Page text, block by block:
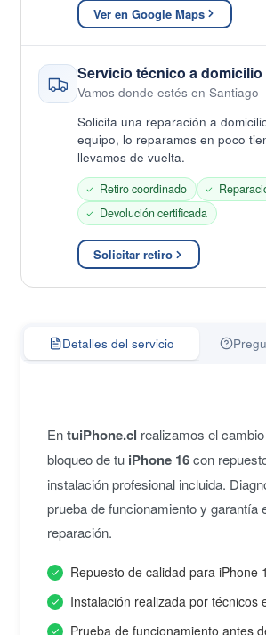
Ver en Google Maps
Servicio técnico a domicilio
Vamos donde estés en Santiago
Solicita una reparación a
equipo, lo reparamos en poco
llevamos de vuelta.
Retiro coordinado
Devolución certificada
Solicitar retiro
Detalles del servicio
EntuiPhone.cl realizamos el
bloqueo de tu iPhone 16con
instalación profesional incluida.
prueba de funcionamiento y garantía
reparación.
Repuesto de calidad para iPhone
Instalación realizada por técnicos
Prueba de funcionamiento antes